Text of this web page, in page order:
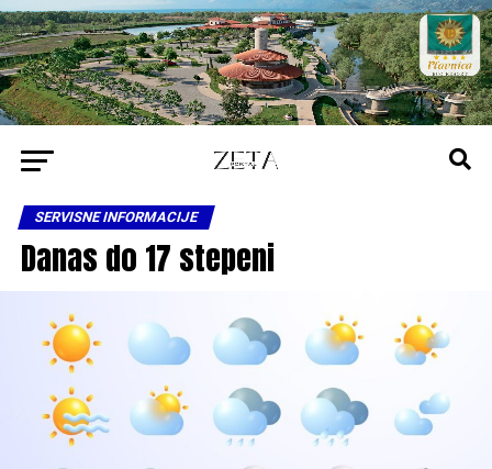
SERVISNE INFORMACIJE
Danas do 17 stepeni